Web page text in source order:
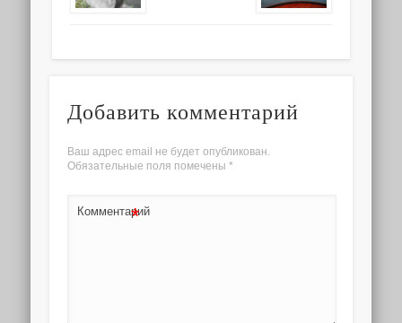
Добавить комментарий
Ваш адрес email не будет опубликован.
Обязательные поля помечены *
Комментарий
*